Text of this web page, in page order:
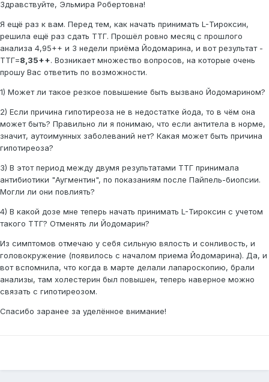
Здравствуйте, Эльмира Робертовна!
Я ещё раз к вам. Перед тем, как начать принимать L-Тироксин,
решила ещё раз сдать ТТГ. Прошёл ровно месяц с прошлого
анализа 4,95++ и 3 недели приёма Йодомарина, и вот результат -
ТТГ=8,35++. Возникает множество вопросов, на которые очень
прошу Вас ответить по возможности.
1) Может ли такое резкое повышение быть вызвано Йодомарином?
2) Если причина гипотиреоза не в недостатке йода, то в чём она
может быть? Правильно ли я понимаю, что если антитела в норме,
значит, аутоимунных заболеваний нет? Какая может быть причина
гипотиреоза?
3) В этот период между двумя результатами ТТГ принимала
антибиотики "Аугментин", по показаниям после Пайпель-биопсии.
Могли ли они повлиять?
4) В какой дозе мне теперь начать принимать L-Тироксин с учетом
такого ТТГ? Отменять ли Йодомарин?
Из симптомов отмечаю у себя сильную вялость и сонливость, и
головокружение (появилось с началом приема Йодомарина). Да, и
вот вспомнила, что когда в марте делали лапароскопию, брали
анализы, там холестерин был повышен, теперь наверное можно
связать с гипотиреозом.
Спасибо заранее за уделённое внимание!